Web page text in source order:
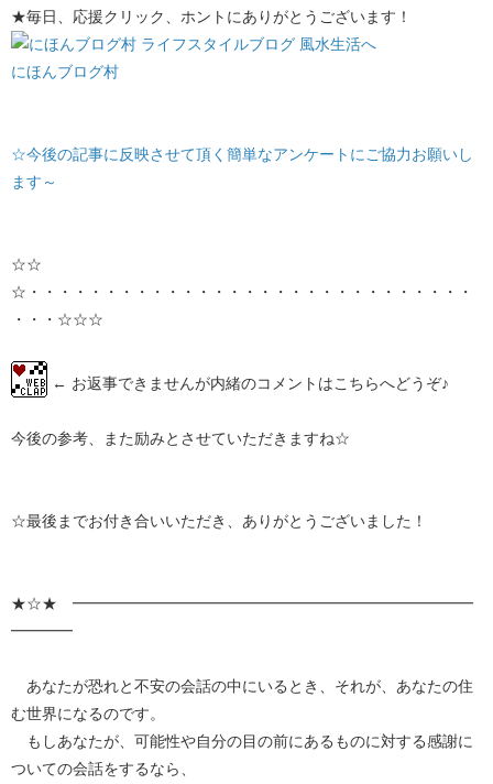
★毎日、応援クリック、ホントにありがとうございます！
にほんブログ村
☆今後の記事に反映させて頂く簡単なアンケートにご協力お願いし
ます～
☆☆
☆・・・・・・・・・・・・・・・・・・・・・・・・・・・・・
・・・☆☆☆
← お返事できませんが内緒のコメントはこちらへどうぞ♪
今後の参考、また励みとさせていただきますね☆
☆最後までお付き合いいただき、ありがとうございました！
★☆★ ━━━━━━━━━━━━━━━━━━━━━━━━━━
━━━━
あなたが恐れと不安の会話の中にいるとき、それが、あなたの住
む世界になるのです。
もしあなたが、可能性や自分の目の前にあるものに対する感謝に
ついての会話をするなら、